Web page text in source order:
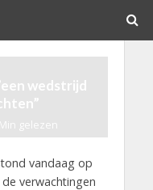
wedstrijd
gelezen
vandaag op
verwachtingen